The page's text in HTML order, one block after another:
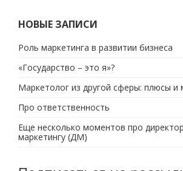
НОВЫЕ ЗАПИСИ
Роль маркетинга в развитии бизнеса
«Государство – это я»?
Маркетолог из другой сферы: плюсы и
Про ответственность
Еще несколько моментов про
маркетингу (ДМ)